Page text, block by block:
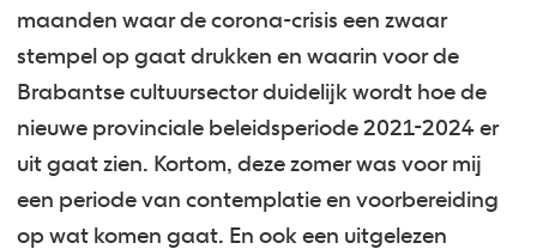
maanden waar de corona-crisis een zwaar
stempel op gaat drukken en waarin voor de
Brabantse cultuursector duidelijk wordt hoe de
nieuwe provinciale beleidsperiode 2021-2024 er
uit gaat zien. Kortom, deze zomer was voor mij
een periode van contemplatie en voorbereiding
op wat komen gaat. En ook een uitgelezen